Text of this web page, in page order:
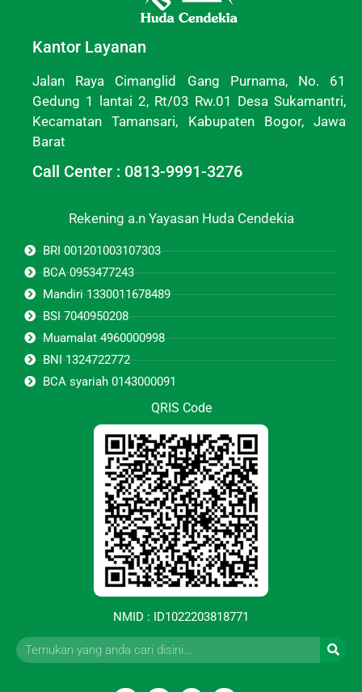
Kantor Layanan
Jalan Raya Cimanglid Gang Purnama, No. 61
Gedung 1 lantai 2, Rt/03 Rw.01 Desa Sukamantri,
Kecamatan Tamansari, Kabupaten Bogor, Jawa
Barat
Call Center : 0813-9991-3276
Rekening a.n Yayasan Huda Cendekia
BRI 001201003107303
BCA 0953477243
Mandiri 1330011678489
BSI 7040950208
Muamalat 4960000998
BNI 1324722772
BCA syariah 0143000091
QRIS Code
NMID : ID1022203818771